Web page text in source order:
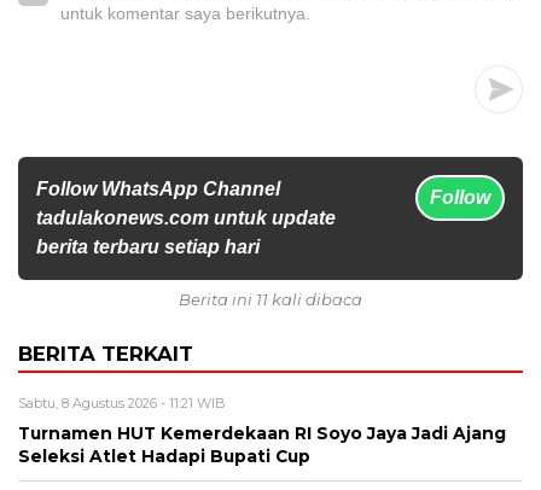
untuk komentar saya berikutnya.
Follow WhatsApp Channel
tadulakonews.com untuk update
berita terbaru setiap hari
Follow
Berita ini 11 kali dibaca
BERITA TERKAIT
Sabtu, 8 Agustus 2026 - 11:21 WIB
Turnamen HUT Kemerdekaan RI Soyo Jaya Jadi Ajang
Seleksi Atlet Hadapi Bupati Cup